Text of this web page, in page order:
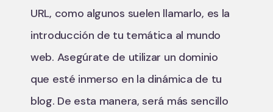
URL, como algunos suelen llamarlo, es la
introducción de tu temática al mundo
web. Asegúrate de utilizar un dominio
que esté inmerso en la dinámica de tu
blog. De esta manera, será más sencillo